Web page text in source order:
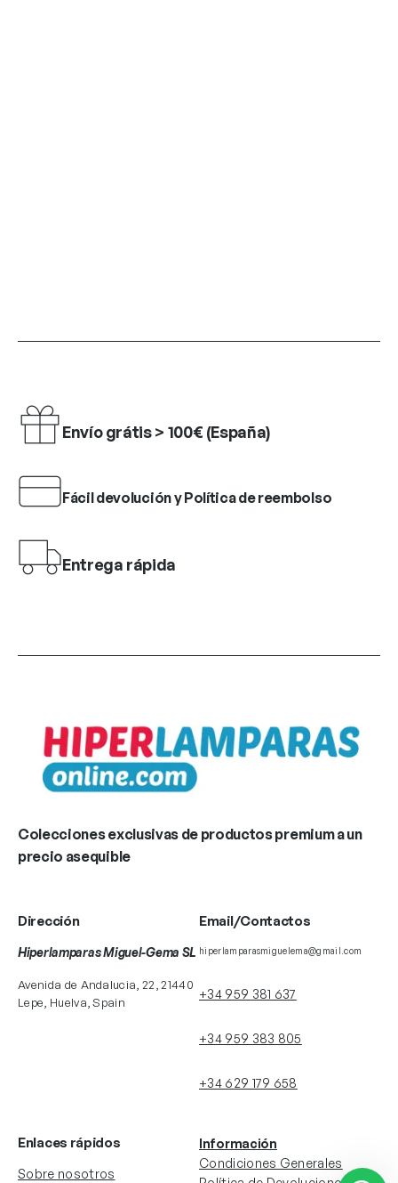
Envío grátis > 100€ (España)
Fácil devolución y Política de reembolso
Entrega rápida
Colecciones exclusivas de productos premium a un
precio asequible
Dirección
Hiperlamparas Miguel-Gema SL
Avenida de Andalucia, 22, 21440
Lepe, Huelva, Spain
Email/Contactos
hiperlamparasmiguelema@gmail.com
+34 959 381 637
+34 959 383 805
+34 629 179 658
Enlaces rápidos
Sobre nosotros
Información
Condiciones Generales